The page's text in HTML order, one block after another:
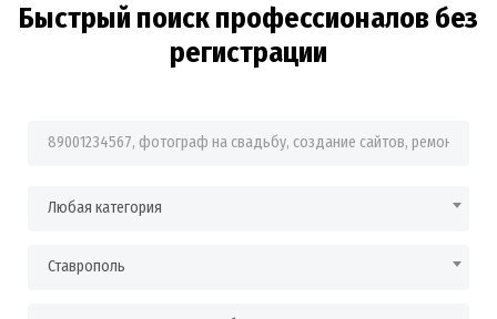
Быстрый поиск профессионалов без
регистрации
Фраза для поиска
Любая категория
Ставрополь